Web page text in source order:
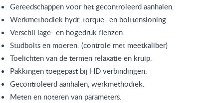
Gereedschappen voor het gecontroleerd aanhalen.
Werkmethodiek hydr. torque- en bolttensioning.
Verschil lage- en hogedruk flenzen.
Studbolts en moeren. (controle met meetkaliber)
Toelichten van de termen relaxatie en kruip.
Pakkingen toegepast bij HD verbindingen.
Gecontroleerd aanhalen, werkmethodiek.
Meten en noteren van parameters.